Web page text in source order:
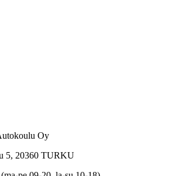
Oy
5, 20360 TURKU